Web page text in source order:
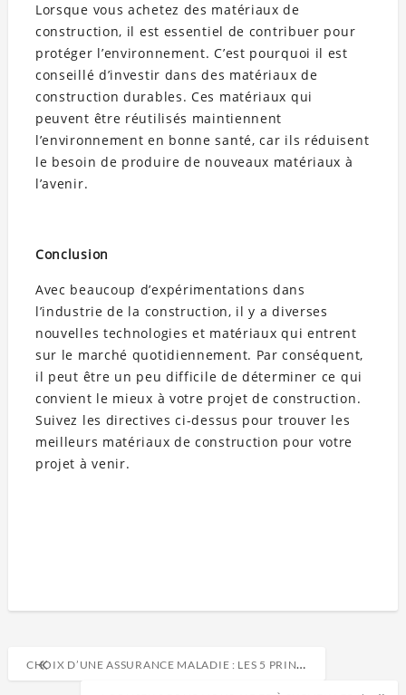
Lorsque vous achetez des matériaux de
construction, il est essentiel de contribuer pour
protéger l’environnement. C’est pourquoi il est
conseillé d’investir dans des matériaux de
construction durables. Ces matériaux qui
peuvent être réutilisés maintiennent
l’environnement en bonne santé, car ils réduisent
le besoin de produire de nouveaux matériaux à
l’avenir.
Conclusion
Avec beaucoup d’expérimentations dans
l’industrie de la construction, il y a diverses
nouvelles technologies et matériaux qui entrent
sur le marché quotidiennement. Par conséquent,
il peut être un peu difficile de déterminer ce qui
convient le mieux à votre projet de construction.
Suivez les directives ci-dessus pour trouver les
meilleurs matériaux de construction pour votre
projet à venir.
CHOIX D’UNE ASSURANCE MALADIE : LES 5 PRINCIPALES QUESTIONS À POSER